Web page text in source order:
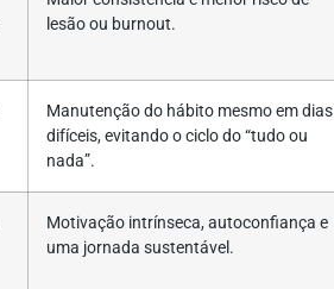
lesão ou burnout.
Manutenção do hábito mesmo em dias
difíceis, evitando o ciclo do “tudo ou
nada”.
Motivação intrínseca, autoconfiança e
uma jornada sustentável.